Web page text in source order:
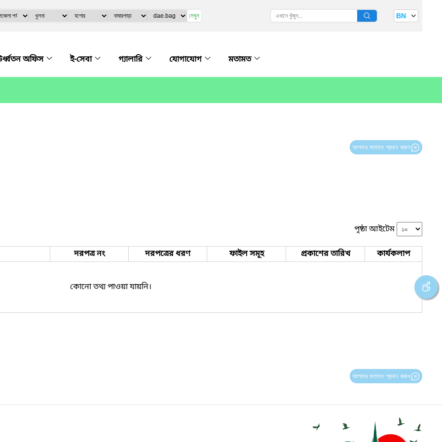
দেখুন BN
অফিস ই-সেবা গ্যালারি যোগাযোগ মতামত
আপনার মতামত প্রদান করুন
পৃষ্ঠা আইটেম
দরপত্র নং দরপত্রের ধরণ ফাইল সমূহ প্রকাশের তারিখ কার্যকলাপ
কোনো তথ্য পাওয়া যায়নি।
আপনার মতামত প্রদান করুন